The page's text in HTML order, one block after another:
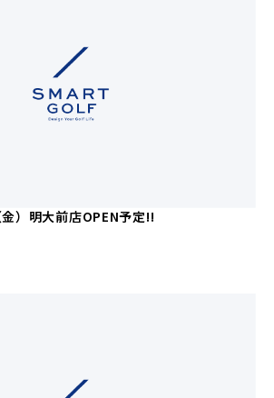
）明大前店OPEN予定!!